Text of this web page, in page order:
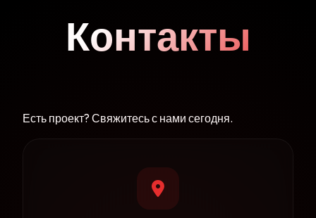
Контакты
Есть проект? Свяжитесь с нами сегодня.